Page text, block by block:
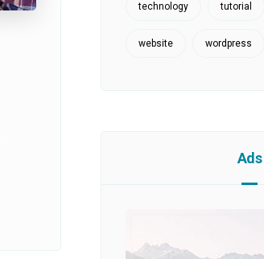
technology tutorial
website wordpress
Ads